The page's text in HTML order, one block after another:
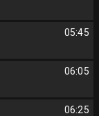
05:45
06:05
06:25